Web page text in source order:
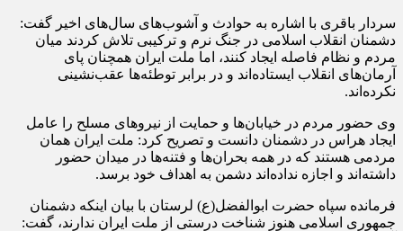
سردار باقری با اشاره به حوادث و آشوب‌های سال‌های اخیر گفت:
دشمنان انقلاب اسلامی در جنگ نرم و ترکیبی تلاش کردند میان
مردم و نظام فاصله ایجاد کنند، اما ملت ایران همچنان پای
آرمان‌های انقلاب ایستاده‌اند و در برابر توطئه‌ها عقب‌نشینی
نکرده‌اند.
وی حضور مردم در خیابان‌ها و حمایت از نیروهای مسلح را عامل
ایجاد هراس در دشمنان دانست و تصریح کرد: ملت ایران همان
مردمی هستند که در همه بحران‌ها و فتنه‌ها در میدان حضور
داشته‌اند و اجازه نداده‌اند دشمن به اهداف خود برسد.
فرمانده سپاه حضرت ابوالفضل(ع) لرستان با بیان اینکه دشمنان
جمهوری اسلامی هنوز شناخت درستی از ملت ایران ندارند، گفت: